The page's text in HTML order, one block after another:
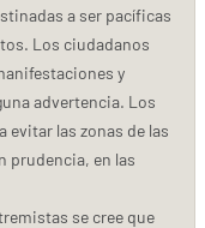
a ser pacíficas
Los ciudadanos
y
advertencia. Los
evitar las zonas de las
prudencia, en las
se cree que